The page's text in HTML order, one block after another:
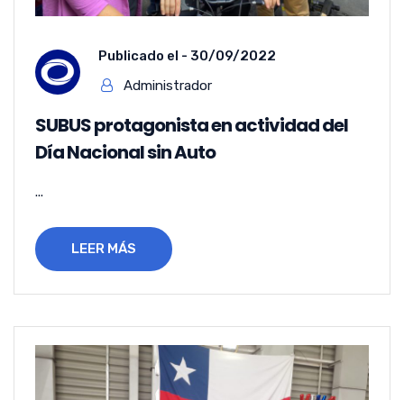
Publicado el - 30/09/2022
Administrador
SUBUS protagonista en actividad del
Día Nacional sin Auto
...
LEER MÁS